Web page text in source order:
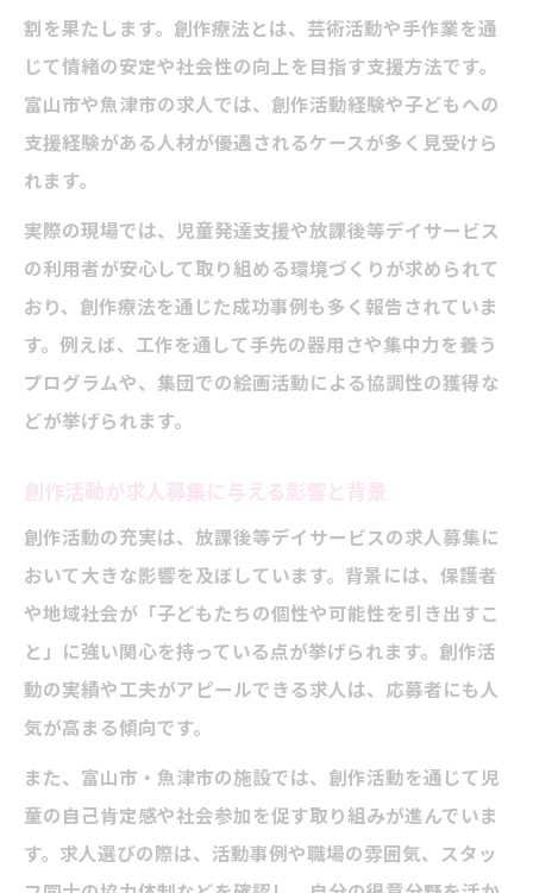
割を果たします。創作療法とは、芸術活動や手作業を通
じて情緒の安定や社会性の向上を目指す支援方法です。
富山市や魚津市の求人では、創作活動経験や子どもへの
支援経験がある人材が優遇されるケースが多く見受けら
れます。
実際の現場では、児童発達支援や放課後等デイサービス
の利用者が安心して取り組める環境づくりが求められて
おり、創作療法を通じた成功事例も多く報告されていま
す。例えば、工作を通して手先の器用さや集中力を養う
プログラムや、集団での絵画活動による協調性の獲得な
どが挙げられます。
創作活動が求人募集に与える影響と背景
創作活動の充実は、放課後等デイサービスの求人募集に
おいて大きな影響を及ぼしています。背景には、保護者
や地域社会が「子どもたちの個性や可能性を引き出すこ
と」に強い関心を持っている点が挙げられます。創作活
動の実績や工夫がアピールできる求人は、応募者にも人
気が高まる傾向です。
また、富山市・魚津市の施設では、創作活動を通じて児
童の自己肯定感や社会参加を促す取り組みが進んでいま
す。求人選びの際は、活動事例や職場の雰囲気、スタッ